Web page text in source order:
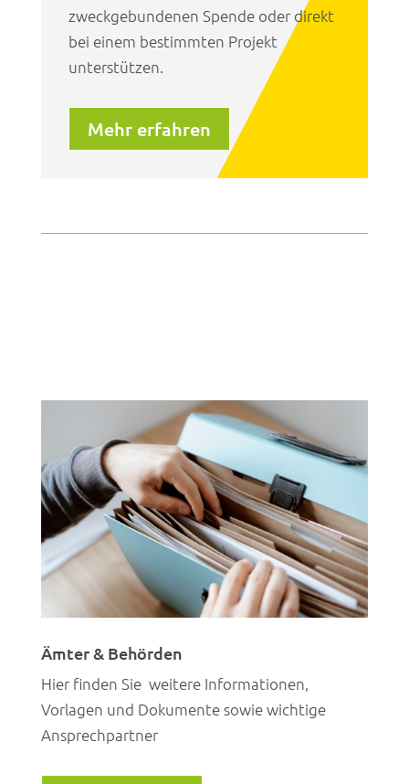
zweckgebundenen Spende oder direkt
bei einem bestimmten Projekt
unterstützen.
Mehr erfahren
Ämter & Behörden
Hier finden Sie weitere Informationen,
Vorlagen und Dokumente sowie wichtige
Ansprechpartner